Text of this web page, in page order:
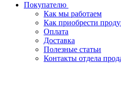
Покупателю
Как мы работаем
Как приобрести
Оплата
Доставка
Полезные статьи
Контакты отдела